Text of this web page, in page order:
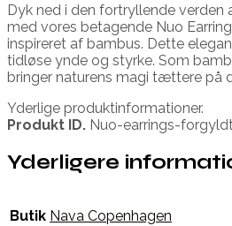
Dyk ned i den fortryllende verden
med vores betagende Nuo
inspireret af bambus. Dette
tidløse ynde og styrke. Som
bringer naturens magi tættere på
Yderlige produktinformationer.
Produkt ID. Nuo-earrings-
Yderligere
Butik Nava Copenhagen